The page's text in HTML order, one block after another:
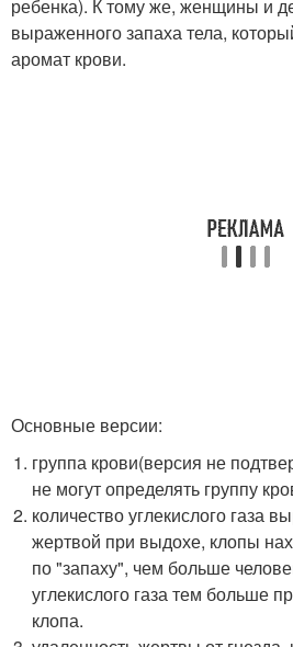
ребенка). К тому же, женщины и
выраженного запаха тела,
аромат крови.
Основные версии:
группа крови(версия не
не могут определять группу
количество углекислого газа
жертвой при выдохе, клопы
по "запаху", чем больше
углекислого газа тем больше
клопа.